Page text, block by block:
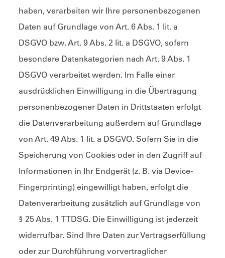
haben, verarbeiten wir Ihre personenbezogenen
Daten auf Grundlage von Art. 6 Abs. 1 lit. a
DSGVO bzw. Art. 9 Abs. 2 lit. a DSGVO, sofern
besondere Datenkategorien nach Art. 9 Abs. 1
DSGVO verarbeitet werden. Im Falle einer
ausdrücklichen Einwilligung in die Übertragung
personenbezogener Daten in Drittstaaten erfolgt
die Datenverarbeitung außerdem auf Grundlage
von Art. 49 Abs. 1 lit. a DSGVO. Sofern Sie in die
Speicherung von Cookies oder in den Zugriff auf
Informationen in Ihr Endgerät (z. B. via Device-
Fingerprinting) eingewilligt haben, erfolgt die
Datenverarbeitung zusätzlich auf Grundlage von
§ 25 Abs. 1 TTDSG. Die Einwilligung ist jederzeit
widerrufbar. Sind Ihre Daten zur Vertragserfüllung
oder zur Durchführung vorvertraglicher